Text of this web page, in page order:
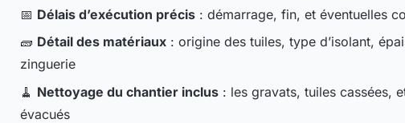
📅 Délais d’exécution précis : démarrage, fin, et éventuelles
🧱 Détail des matériaux : origine des tuiles, type d’isolant,
zinguerie
🧹 Nettoyage du chantier inclus : les gravats, tuiles cassées,
évacués